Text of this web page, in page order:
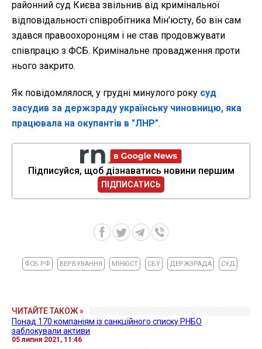
районний суд Києва звільнив від кримінальної
відповідальності співробітника Мін'юсту, бо він сам
здався правоохоронцям і не став продовжувати
співпрацю з ФСБ. Кримінальне провадження проти
нього закрито.
Як повідомлялося, у грудні минулого року суд
засудив за держзраду українську чиновницю, яка
працювала на окупантів в "ЛНР".
Підписуйся, щоб дізнаватись новини першим
ПІДПИСАТИСЬ
ФСБ РФ ВЕРБУВАННЯ МІНЮСТ СБУ ДЕРЖЗРАДА СУД
ЧИТАЙТЕ ТАКОЖ »
Понад 170 компаніям із санкційного списку РНБО
заблокували активи
05 липня 2021, 11:46